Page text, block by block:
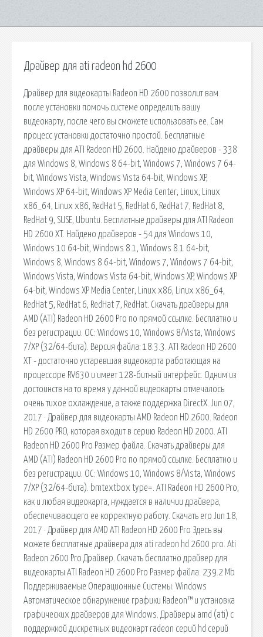
Драйвер для ati radeon hd 2600
Драйвер для видеокарты Radeon HD 2600 позволит вам
после установки помочь системе определить вашу
видеокарту, после чего вы сможете использовать ее. Сам
процесс установки достаточно простой. Бесплатные
драйверы для ATI Radeon HD 2600. Найдено драйверов - 338
для Windows 8, Windows 8 64-bit, Windows 7, Windows 7 64-
bit, Windows Vista, Windows Vista 64-bit, Windows XP,
Windows XP 64-bit, Windows XP Media Center, Linux, Linux
x86_64, Linux x86, RedHat 5, RedHat 6, RedHat 7, RedHat 8,
RedHat 9, SUSE, Ubuntu. Бесплатные драйверы для ATI Radeon
HD 2600 XT. Найдено драйверов - 54 для Windows 10,
Windows 10 64-bit, Windows 8.1, Windows 8.1 64-bit,
Windows 8, Windows 8 64-bit, Windows 7, Windows 7 64-bit,
Windows Vista, Windows Vista 64-bit, Windows XP, Windows XP
64-bit, Windows XP Media Center, Linux x86, Linux x86_64,
RedHat 5, RedHat 6, RedHat 7, RedHat. Скачать драйверы для
AMD (ATI) Radeon HD 2600 Pro по прямой ссылке. Бесплатно и
без регистрации. ОС: Windows 10, Windows 8/Vista, Windows
7/XP (32/64-бита). Версия файла: 18.3.3. ATI Radeon HD 2600
XT - достаточно устаревшая видеокарта работающая на
процессоре RV630 и имеет 128-битный интерфейс. Одним из
достоинств на то время у данной видеокарты отмечалось
очень тихое охлаждение, а также поддержка DirectX. Jun 07,
2017 · Драйвер для видеокарты AMD Radeon HD 2600. Radeon
HD 2600 PRO, которая входит в серию Radeon HD 2000. ATI
Radeon HD 2600 Pro Размер файла. Скачать драйверы для
AMD (ATI) Radeon HD 2600 Pro по прямой ссылке. Бесплатно и
без регистрации. ОС: Windows 10, Windows 8/Vista, Windows
7/XP (32/64-бита). bmtextbox type=. ATI Radeon HD 2600 Pro,
как и любая видеокарта, нуждается в наличии драйвера,
обеспечивающего ее корректную работу. Скачать его Jun 18,
2017 · Драйвер для AMD ATI Radeon HD 2600 Pro Здесь вы
можете бесплатные драйвера для ati radeon hd 2600 pro. Ati
Radeon 2600 Pro Драйвер. Скачать бесплатно драйвер для
видеокарты ATI Radeon HD 2600 Pro Размер файла: 239.2 Mb
Поддерживаемые Операционные Системы: Windows
Автоматическое обнаружение графики Radeon™ и установка
графических драйверов для Windows. Драйверы amd (ati) с
поддержкой дискретных видеокарт radeon серий hd серий